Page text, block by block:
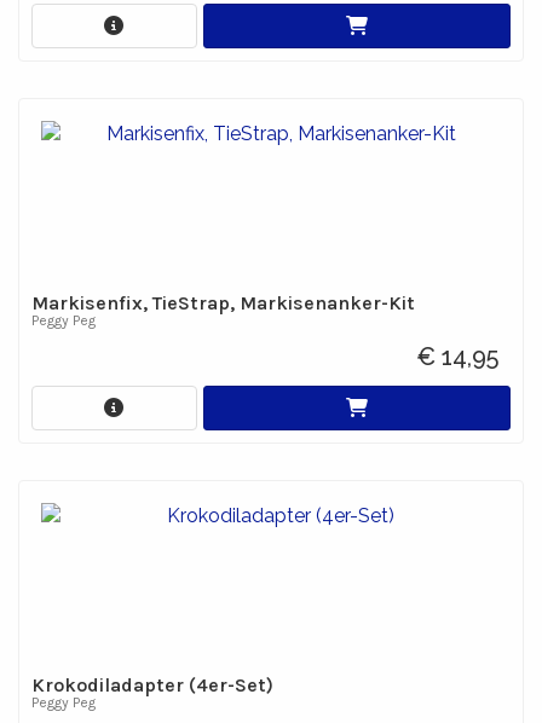
Markisenfix, TieStrap, Markisenanker-Kit
Peggy Peg
€ 14,95
Krokodiladapter (4er-Set)
Peggy Peg